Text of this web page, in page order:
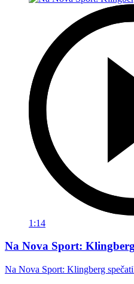
1:14
Na Nova Sport:
Na Nova Sport: Klingberg